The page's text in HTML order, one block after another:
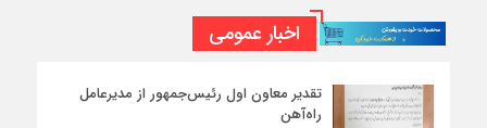
اخبار عمومی
تقدیر معاون اول رئیس‌جمهور از مدیرعامل
راه‌آهن